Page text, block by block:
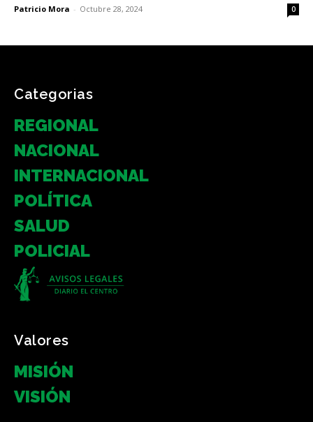
Patricio Mora - Octubre 28, 2024 0
Categorias
REGIONAL
NACIONAL
INTERNACIONAL
POLÍTICA
SALUD
POLICIAL
Valores
MISIÓN
VISIÓN